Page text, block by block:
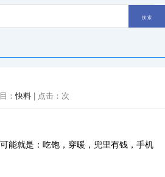
：快料 | 点击： 次
能就是：吃饱，穿暖，兜里有钱，手机